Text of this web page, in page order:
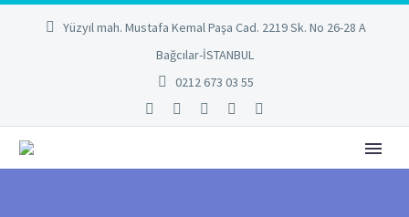
Yüzyıl mah. Mustafa Kemal Paşa Cad. 2219 Sk. No 26-28 A
Bağcılar-İSTANBUL
0212 673 03 55